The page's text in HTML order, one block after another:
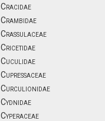
Cracidae
Crambidae
Crassulaceae
Cricetidae
Cuculidae
Cupressaceae
Curculionidae
Cydnidae
Cyperaceae